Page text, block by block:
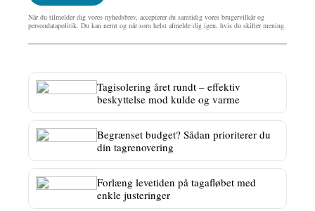
Når du tilmelder dig vores nyhedsbrev, accepterer du samtidig vores brugervilkår og
persondatapolitik. Du kan nemt og når som helst afmelde dig igen, hvis du skifter mening.
Tagisolering året rundt – effektiv
beskyttelse mod kulde og varme
Begrænset budget? Sådan prioriterer du
din tagrenovering
Forlæng levetiden på tagafløbet med
enkle justeringer